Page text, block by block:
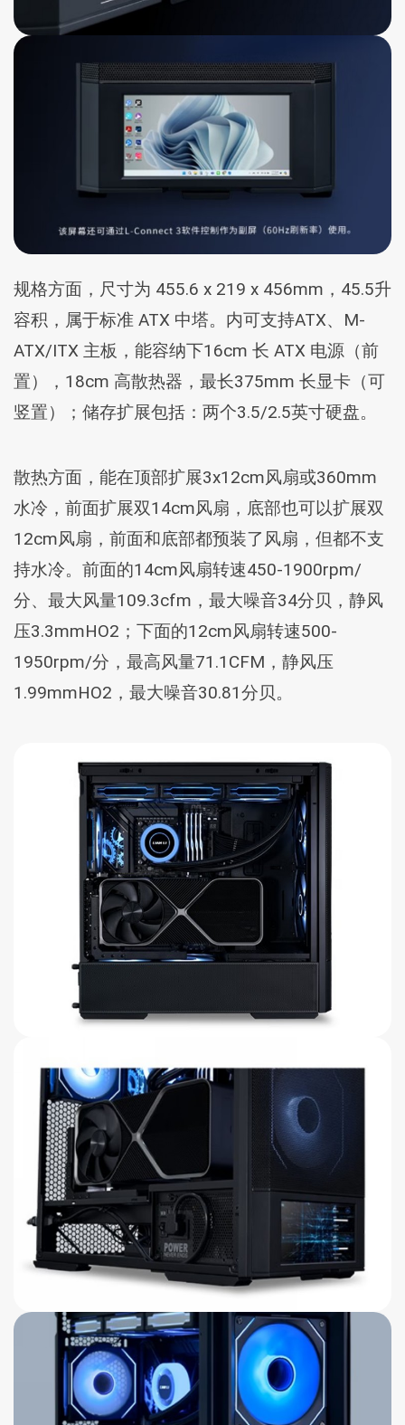
规格方面，尺寸为 455.6 x 219 x 456mm，45.5升
容积，属于标准 ATX 中塔。内可支持ATX、M-
ATX/ITX 主板，能容纳下16cm 长 ATX 电源（前
置），18cm 高散热器，最长375mm 长显卡（可
竖置）；储存扩展包括：两个3.5/2.5英寸硬盘。
散热方面，能在顶部扩展3x12cm风扇或360mm
水冷，前面扩展双14cm风扇，底部也可以扩展双
12cm风扇，前面和底部都预装了风扇，但都不支
持水冷。前面的14cm风扇转速450-1900rpm/
分、最大风量109.3cfm，最大噪音34分贝，静风
压3.3mmHO2；下面的12cm风扇转速500-
1950rpm/分，最高风量71.1CFM，静风压
1.99mmHO2，最大噪音30.81分贝。